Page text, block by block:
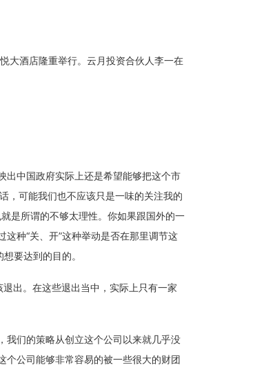
大酒店隆重举行。云月投资合伙人李一在
出中国政府实际上还是希望能够把这个市
，可能我们也不应该只是一味的关注我的
是所谓的不够太理性。你如果跟国外的一
种“关、开”这种举动是否在那里调节这
要达到的目的。
出。在这些退出当中，实际上只有一家
我们的策略从创立这个公司以来就几乎没
个公司能够非常容易的被一些很大的财团